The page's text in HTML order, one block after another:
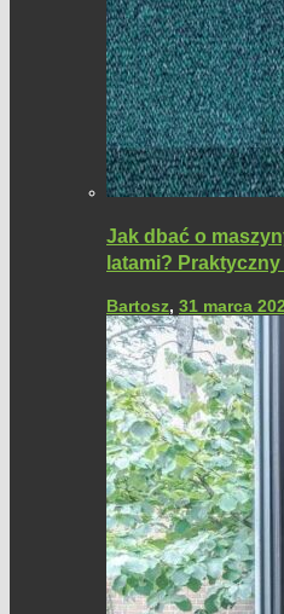
Jak dbać o
latami?
Bartosz, 31 marca